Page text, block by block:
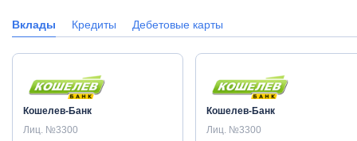
Вклады Кредиты Дебетовые карты
Кошелев-Банк
Лиц. №3300
Кошелев-Банк
Лиц. №3300